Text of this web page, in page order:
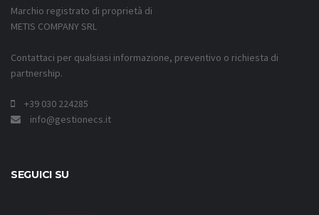
Marchio registrato di proprietà di
METIS COMPANY SRL
Contattaci per qualsiasi informazione, preventivo o richiesta di
partnership.
+39 030 224285
info@gestionecs.it
SEGUICI SU